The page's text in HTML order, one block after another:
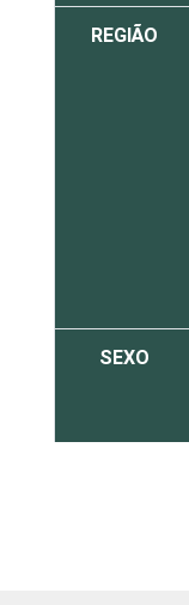
REGIÃO
SEXO